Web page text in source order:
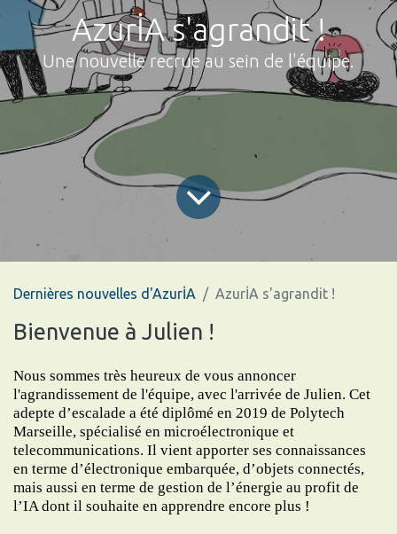
AzurİA s'agrandit !
Une nouvelle recrue au sein de l'équipe.
Dernières nouvelles d'AzurİA AzurİA s'agrandit !
Bienvenue à Julien !
Nous sommes très heureux de vous annoncer
l'agrandissement de l'équipe, avec l'arrivée de Julien. Cet
adepte d’escalade a été diplômé en 2019 de Polytech
Marseille, spécialisé en microélectronique et
telecommunications. Il vient apporter ses connaissances
en terme d’électronique embarquée, d’objets connectés,
mais aussi en terme de gestion de l’énergie au profit de
l’IA dont il souhaite en apprendre encore plus !